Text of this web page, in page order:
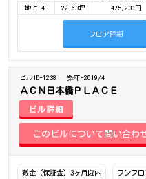
地上 4F
22.63坪 475,230円
フロア詳細
ビルID-1238 築年-2019/4
ＡＣＮ日本橋ＰＬＡＣＥ
ビル詳細
敷金（保証金）3ヶ月以内 ワンフ